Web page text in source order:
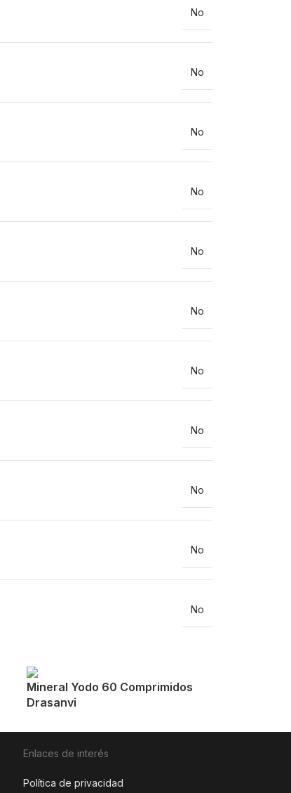
No
No
No
No
No
No
No
No
No
No
No
Mineral Yodo 60 Comprimidos
Drasanvi
Enlaces de interés
Política de privacidad